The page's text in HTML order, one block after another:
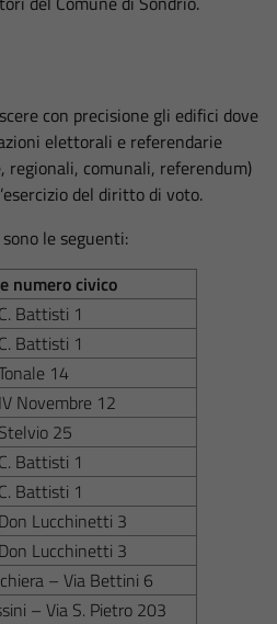
con precisione gli edifici dove
elettorali e referendarie
regionali, comunali, referendum)
del diritto di voto.
le seguenti:
numero civico
Battisti 1
Battisti 1
14
Novembre 12
25
Battisti 1
Battisti 1
Lucchinetti 3
Lucchinetti 3
– Via Bettini 6
– Via S. Pietro 203